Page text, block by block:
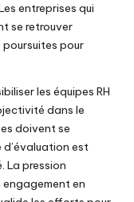
entreprises qui
se retrouver
pour
les équipes RH
dans le
doivent se
d’évaluation est
La pression
engagement en